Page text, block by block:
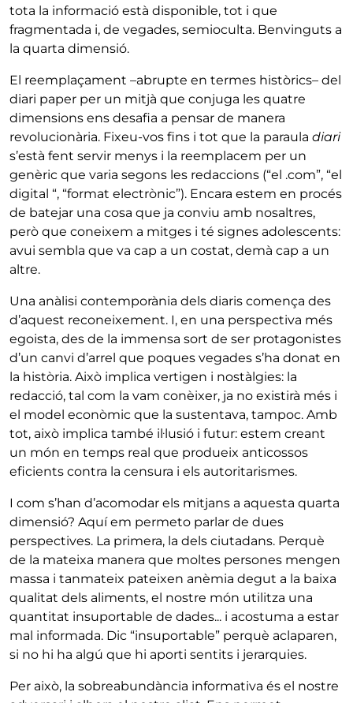
tota la informació està disponible, tot i que
fragmentada i, de vegades, semioculta. Benvinguts a
la quarta dimensió.
El reemplaçament –abrupte en termes històrics– del
diari paper per un mitjà que conjuga les quatre
dimensions ens desafia a pensar de manera
revolucionària. Fixeu-vos fins i tot que la paraula diari
s’està fent servir menys i la reemplacem per un
genèric que varia segons les redaccions (“el .com”, “el
digital “, “format electrònic”). Encara estem en procés
de batejar una cosa que ja conviu amb nosaltres,
però que coneixem a mitges i té signes adolescents:
avui sembla que va cap a un costat, demà cap a un
altre.
Una anàlisi contemporània dels diaris comença des
d’aquest reconeixement. I, en una perspectiva més
egoista, des de la immensa sort de ser protagonistes
d’un canvi d’arrel que poques vegades s’ha donat en
la història. Això implica vertigen i nostàlgies: la
redacció, tal com la vam conèixer, ja no existirà més i
el model econòmic que la sustentava, tampoc. Amb
tot, això implica també il·lusió i futur: estem creant
un món en temps real que produeix anticossos
eficients contra la censura i els autoritarismes.
I com s’han d’acomodar els mitjans a aquesta quarta
dimensió? Aquí em permeto parlar de dues
perspectives. La primera, la dels ciutadans. Perquè
de la mateixa manera que moltes persones mengen
massa i tanmateix pateixen anèmia degut a la baixa
qualitat dels aliments, el nostre món utilitza una
quantitat insuportable de dades... i acostuma a estar
mal informada. Dic “insuportable” perquè aclaparen,
si no hi ha algú que hi aporti sentits i jerarquies.
Per això, la sobreabundància informativa és el nostre